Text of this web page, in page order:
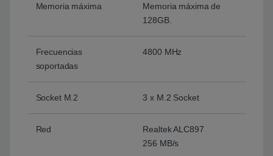
Memoria máxima
Memoria máxima de
128GB.
Frecuencias
soportadas
4800 MHz
Socket M.2 3 x M.2 Socket
Red
Realtek ALC897
256 MB/s